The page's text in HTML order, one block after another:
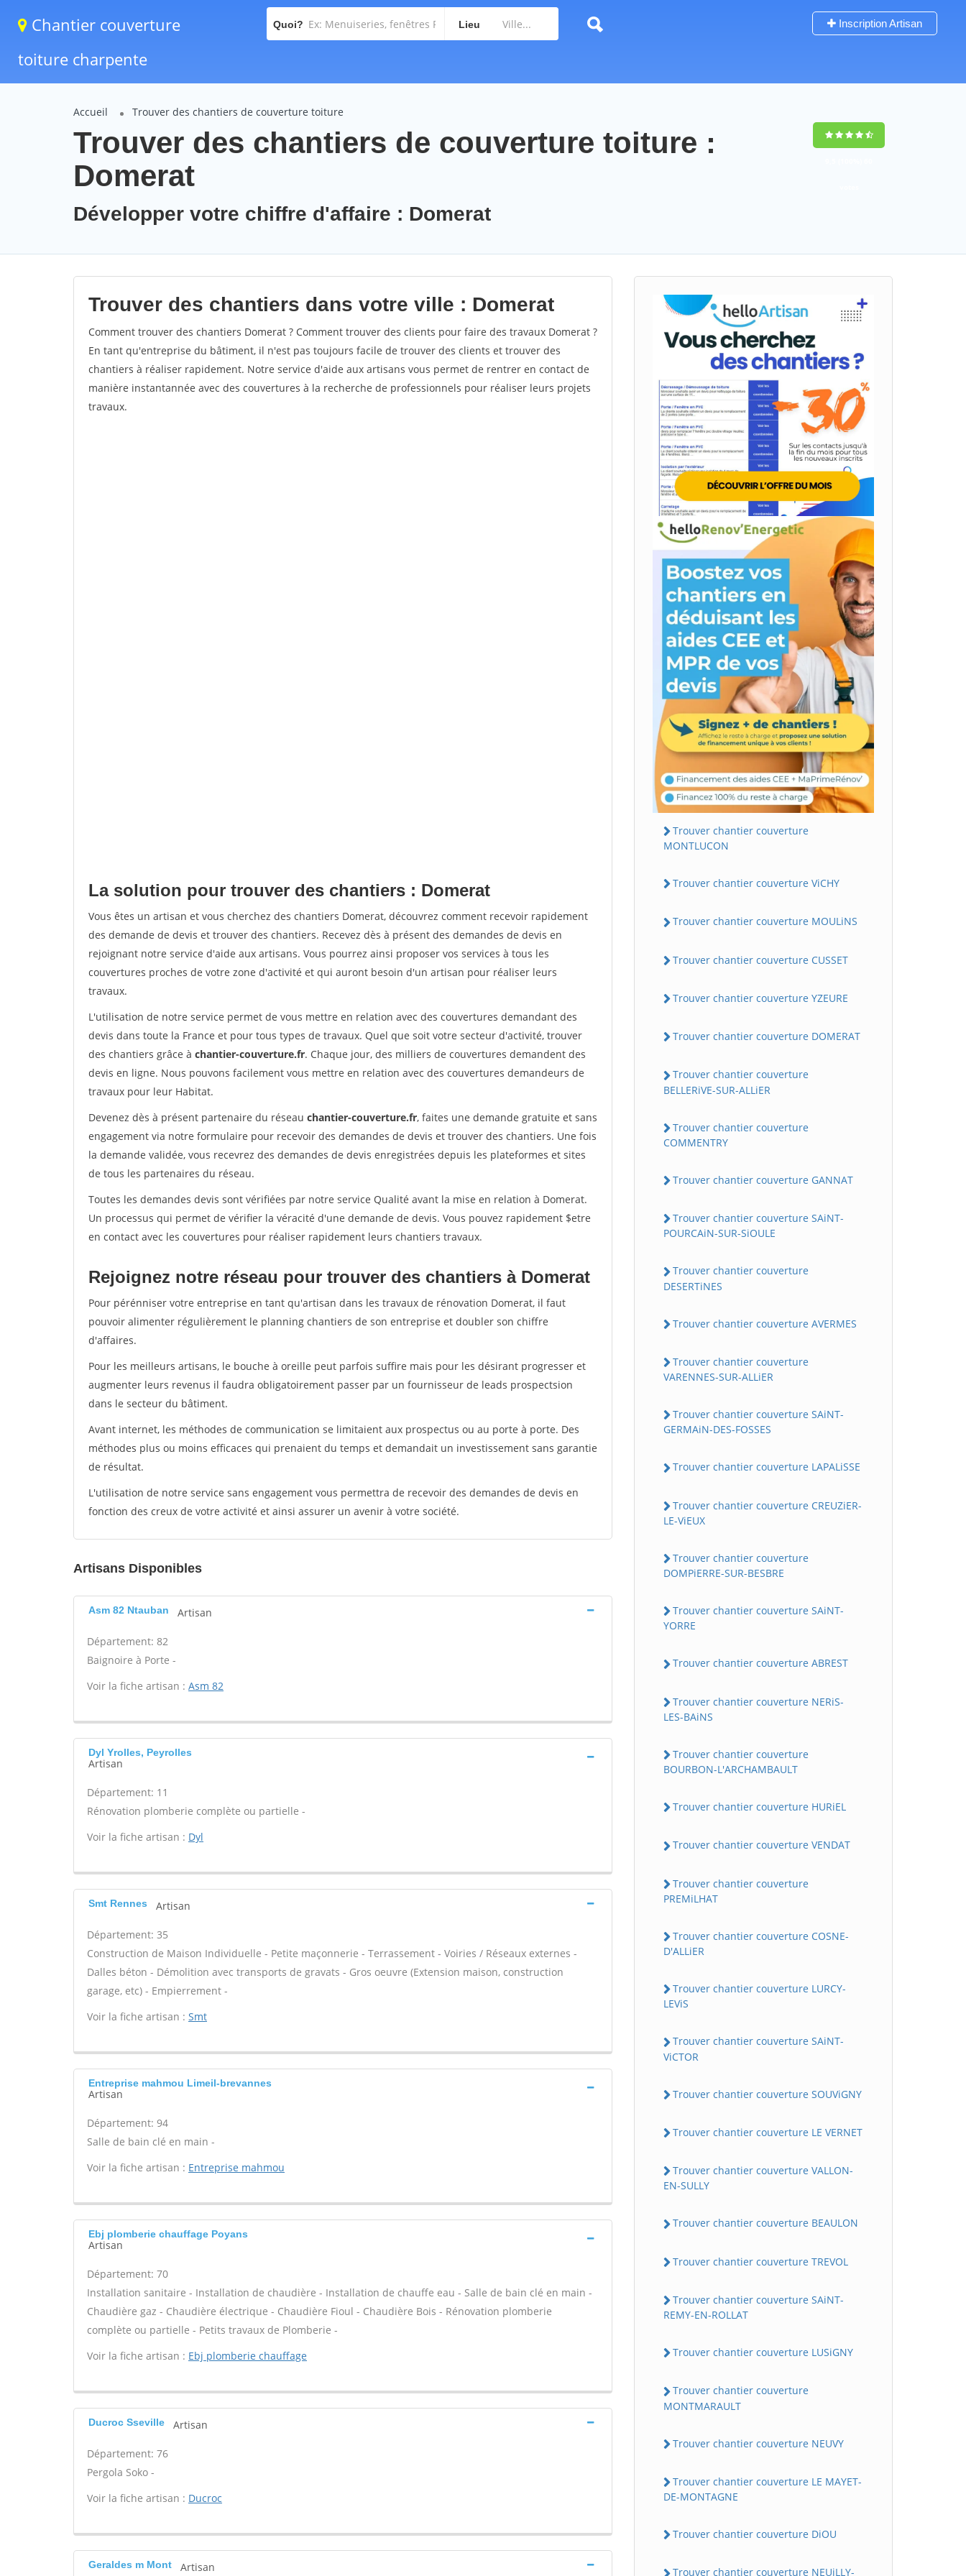
Chantier couverture
toiture charpente
Quoi? Lieu Inscription Artisan
Accueil Trouver des chantiers de couverture toiture
Trouver des chantiers de couverture toiture :
Domerat
Développer votre chiffre d'affaire : Domerat
Trouver des chantiers dans votre ville : Domerat
Comment trouver des chantiers Domerat ? Comment trouver des clients pour faire des travaux Domerat ?
En tant qu'entreprise du bâtiment, il n'est pas toujours facile de trouver des clients et trouver des
chantiers à réaliser rapidement. Notre service d'aide aux artisans vous permet de rentrer en contact de
manière instantannée avec des couvertures à la recherche de professionnels pour réaliser leurs projets
travaux.
La solution pour trouver des chantiers : Domerat
Vous êtes un artisan et vous cherchez des chantiers Domerat, découvrez comment recevoir rapidement
des demande de devis et trouver des chantiers. Recevez dès à présent des demandes de devis en
rejoignant notre service d'aide aux artisans. Vous pourrez ainsi proposer vos services à tous les
couvertures proches de votre zone d'activité et qui auront besoin d'un artisan pour réaliser leurs
travaux.
L'utilisation de notre service permet de vous mettre en relation avec des couvertures demandant des
devis dans toute la France et pour tous types de travaux. Quel que soit votre secteur d'activité, trouver
des chantiers grâce à chantier-couverture.fr. Chaque jour, des milliers de couvertures demandent des
devis en ligne. Nous pouvons facilement vous mettre en relation avec des couvertures demandeurs de
travaux pour leur Habitat.
Devenez dès à présent partenaire du réseau chantier-couverture.fr, faites une demande gratuite et sans
engagement via notre formulaire pour recevoir des demandes de devis et trouver des chantiers. Une fois
la demande validée, vous recevrez des demandes de devis enregistrées depuis les plateformes et sites
de tous les partenaires du réseau.
Toutes les demandes devis sont vérifiées par notre service Qualité avant la mise en relation à Domerat.
Un processus qui permet de vérifier la véracité d'une demande de devis. Vous pouvez rapidement $etre
en contact avec les couvertures pour réaliser rapidement leurs chantiers travaux.
Rejoignez notre réseau pour trouver des chantiers à Domerat
Pour pérénniser votre entreprise en tant qu'artisan dans les travaux de rénovation Domerat, il faut
pouvoir alimenter régulièrement le planning chantiers de son entreprise et doubler son chiffre
d'affaires.
Pour les meilleurs artisans, le bouche à oreille peut parfois suffire mais pour les désirant progresser et
augmenter leurs revenus il faudra obligatoirement passer par un fournisseur de leads prospectsion
dans le secteur du bâtiment.
Avant internet, les méthodes de communication se limitaient aux prospectus ou au porte à porte. Des
méthodes plus ou moins efficaces qui prenaient du temps et demandait un investissement sans garantie
de résultat.
L'utilisation de notre service sans engagement vous permettra de recevoir des demandes de devis en
fonction des creux de votre activité et ainsi assurer un avenir à votre société.
Artisans Disponibles
Asm 82 Ntauban Artisan
Département: 82
Baignoire à Porte -
Voir la fiche artisan : Asm 82
Dyl Yrolles, Peyrolles
Artisan
Département: 11
Rénovation plomberie complète ou partielle -
Voir la fiche artisan : Dyl
Smt Rennes Artisan
Département: 35
Construction de Maison Individuelle - Petite maçonnerie - Terrassement - Voiries / Réseaux externes -
Dalles béton - Démolition avec transports de gravats - Gros oeuvre (Extension maison, construction
garage, etc) - Empierrement -
Voir la fiche artisan : Smt
Entreprise mahmou Limeil-brevannes
Artisan
Département: 94
Salle de bain clé en main -
Voir la fiche artisan : Entreprise mahmou
Ebj plomberie chauffage Poyans
Artisan
Département: 70
Installation sanitaire - Installation de chaudière - Installation de chauffe eau - Salle de bain clé en main -
Chaudière gaz - Chaudière électrique - Chaudière Fioul - Chaudière Bois - Rénovation plomberie
complète ou partielle - Petits travaux de Plomberie -
Voir la fiche artisan : Ebj plomberie chauffage
Ducroc Sseville Artisan
Département: 76
Pergola Soko -
Voir la fiche artisan : Ducroc
Geraldes m Mont Artisan
Trouver chantier couverture
MONTLUCON
Trouver chantier couverture ViCHY
Trouver chantier couverture MOULiNS
Trouver chantier couverture CUSSET
Trouver chantier couverture YZEURE
Trouver chantier couverture DOMERAT
Trouver chantier couverture
BELLERiVE-SUR-ALLiER
Trouver chantier couverture
COMMENTRY
Trouver chantier couverture GANNAT
Trouver chantier couverture SAiNT-
POURCAiN-SUR-SiOULE
Trouver chantier couverture
DESERTiNES
Trouver chantier couverture AVERMES
Trouver chantier couverture
VARENNES-SUR-ALLiER
Trouver chantier couverture SAiNT-
GERMAiN-DES-FOSSES
Trouver chantier couverture LAPALiSSE
Trouver chantier couverture CREUZiER-
LE-ViEUX
Trouver chantier couverture
DOMPiERRE-SUR-BESBRE
Trouver chantier couverture SAiNT-
YORRE
Trouver chantier couverture ABREST
Trouver chantier couverture NERiS-
LES-BAiNS
Trouver chantier couverture
BOURBON-L'ARCHAMBAULT
Trouver chantier couverture HURiEL
Trouver chantier couverture VENDAT
Trouver chantier couverture
PREMiLHAT
Trouver chantier couverture COSNE-
D'ALLiER
Trouver chantier couverture LURCY-
LEViS
Trouver chantier couverture SAiNT-
ViCTOR
Trouver chantier couverture SOUViGNY
Trouver chantier couverture LE VERNET
Trouver chantier couverture VALLON-
EN-SULLY
Trouver chantier couverture BEAULON
Trouver chantier couverture TREVOL
Trouver chantier couverture SAiNT-
REMY-EN-ROLLAT
Trouver chantier couverture LUSiGNY
Trouver chantier couverture
MONTMARAULT
Trouver chantier couverture NEUVY
Trouver chantier couverture LE MAYET-
DE-MONTAGNE
Trouver chantier couverture DiOU
Trouver chantier couverture NEUiLLY-